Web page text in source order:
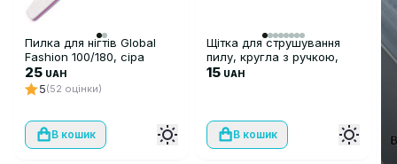
Пилка для нігтів Global
Fashion 100/180, сіра
25 UAH
5(52 оцінки)
В кошик
Щітка для струшування
пилу, кругла з ручкою,
фіолетова
15 UAH
В кошик